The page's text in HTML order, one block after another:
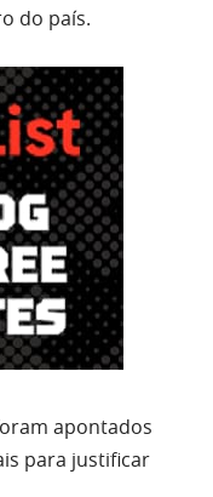
do país.
apontados
para justificar